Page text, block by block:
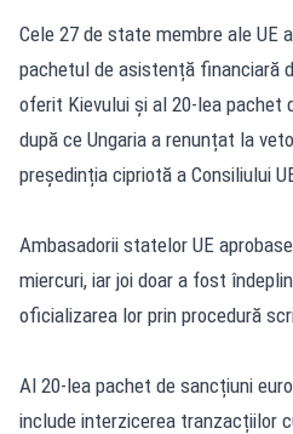
Cele 27 de state membre ale UE
pachetul de asistență financiară
oferit Kievului și al 20-lea pachet
după ce Ungaria a renunțat la
președinția cipriotă a Consiliului
Ambasadorii statelor UE
miercuri, iar joi doar a fost
oficializarea lor prin procedură
Al 20-lea pachet de sancțiuni
include interzicerea tranzacțiilor